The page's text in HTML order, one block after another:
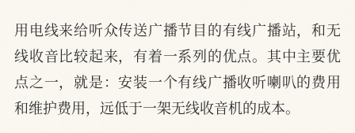
用电线来给听众传送广播节目的有线广播站，和无
线收音比较起来，有着一系列的优点。其中主要优
点之一，就是：安装一个有线广播收听喇叭的费用
和维护费用，远低于一架无线收音机的成本。